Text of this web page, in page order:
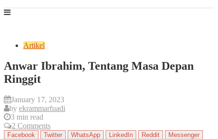
Artikel
Anwar Ibrahim, Tentang Masa Depan
Ringgit
January 17, 2023
by ekrammarfuadi
3 min read
2 Comments
Facebook Twitter WhatsApp LinkedIn Reddit Messenger